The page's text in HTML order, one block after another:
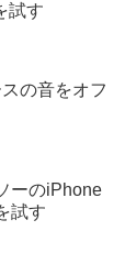
試す
の音をオフ
ーのiPhone
試す